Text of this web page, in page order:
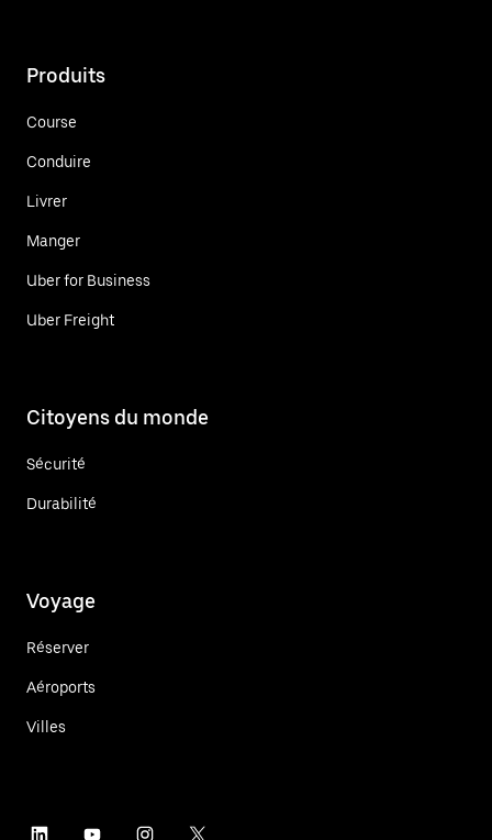
Produits
Course
Conduire
Livrer
Manger
Uber for Business
Uber Freight
Citoyens du monde
Sécurité
Durabilité
Voyage
Réserver
Aéroports
Villes